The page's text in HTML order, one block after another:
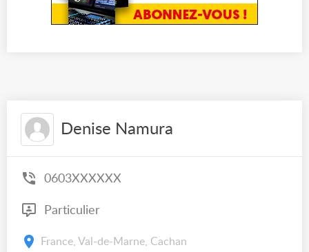
Denise Namura
0603XXXXXX
Particulier
France, Val-de-Marne, Cachan